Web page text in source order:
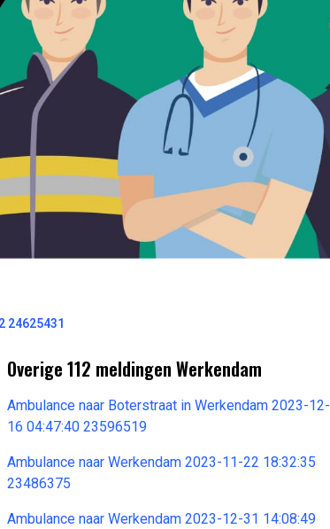
24625431
Overige 112 meldingen Werkendam
Ambulance naar Boterstraat in Werkendam 2023-12-
16 04:47:40 23596519
Ambulance naar Werkendam 2023-11-22 18:32:35
23486375
Ambulance naar Werkendam 2023-12-31 14:08:49